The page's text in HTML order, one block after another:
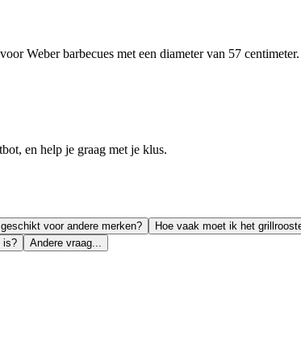
Weber barbecues met een diameter van 57 centimeter.
en help je graag met je klus.
voor andere merken? Hoe vaak moet ik het
is?
Andere vraag...